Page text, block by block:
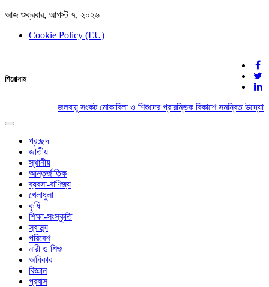
আজ শুক্রবার, আগস্ট ৭, ২০২৬
Cookie Policy (EU)
দেশের খবর
যুক্ত থাকুন দেশের সঙ্গে
শিরোনাম
জলবায়ু সংকট মোকাবিলা ও শিশুদের প্রারম্ভিক বিকাশে সমন্বিত
Toggle
navigation
প্রচ্ছদ
জাতীয়
স্থানীয়
আন্তর্জাতিক
ব্যবসা-বাণিজ্য
খেলাধুলা
কৃষি
শিক্ষা-সংস্কৃতি
স্বাস্থ্য
পরিবেশ
নারী ও শিশু
অধিকার
বিজ্ঞান
প্রবাস